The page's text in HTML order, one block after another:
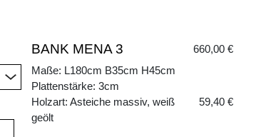
BANK MENA 3
660,00 €
Maße: L180cm B35cm H45cm
Plattenstärke: 3cm
Holzart: Asteiche massiv, weiß
geölt
59,40 €